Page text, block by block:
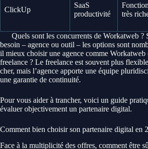
ClickUp
SaaS
productivité
très
Quels sont les concurrents de Workatweb ?
besoin – agence ou outil – les options sont
il mieux choisir une agence comme Workatweb
freelance ? Le freelance est souvent plus
cher, mais l’agence apporte une équipe
une garantie de continuité.
Pour vous aider à trancher, voici un guide
évaluer objectivement un partenaire digital.
Comment bien choisir son partenaire digital en
Face à la multiplicité des offres, comment être